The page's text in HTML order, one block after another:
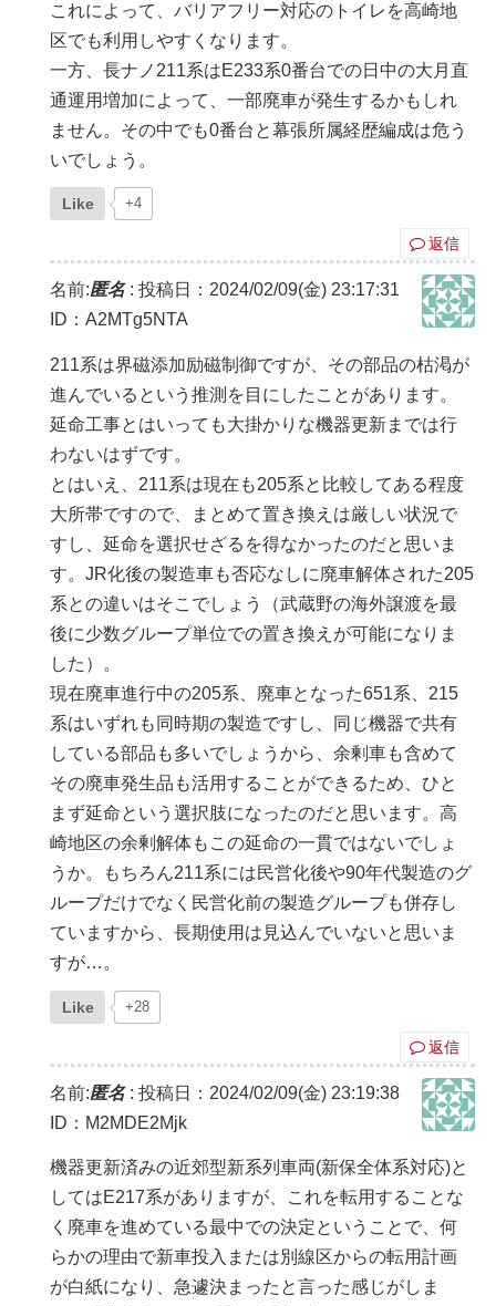
これによって、バリアフリー対応のトイレを高崎地
区でも利用しやすくなります。
一方、長ナノ211系はE233系0番台での日中の大月直
通運用増加によって、一部廃車が発生するかもしれ
ません。その中でも0番台と幕張所属経歴編成は危う
いでしょう。
Like +4
返信
名前:匿名: 投稿日：2024/02/09(金) 23:17:31
ID：A2MTg5NTA
211系は界磁添加励磁制御ですが、その部品の枯渇が
進んでいるという推測を目にしたことがあります。
延命工事とはいっても大掛かりな機器更新までは行
わないはずです。
とはいえ、211系は現在も205系と比較してある程度
大所帯ですので、まとめて置き換えは厳しい状況で
すし、延命を選択せざるを得なかったのだと思いま
す。JR化後の製造車も否応なしに廃車解体された205
系との違いはそこでしょう（武蔵野の海外譲渡を最
後に少数グループ単位での置き換えが可能になりま
した）。
現在廃車進行中の205系、廃車となった651系、215
系はいずれも同時期の製造ですし、同じ機器で共有
している部品も多いでしょうから、余剰車も含めて
その廃車発生品も活用することができるため、ひと
まず延命という選択肢になったのだと思います。高
崎地区の余剰解体もこの延命の一貫ではないでしょ
うか。もちろん211系には民営化後や90年代製造のグ
ループだけでなく民営化前の製造グループも併存し
ていますから、長期使用は見込んでいないと思いま
すが…。
Like +28
返信
名前:匿名: 投稿日：2024/02/09(金) 23:19:38
ID：M2MDE2Mjk
機器更新済みの近郊型新系列車両(新保全体系対応)と
してはE217系がありますが、これを転用することな
く廃車を進めている最中での決定ということで、何
らかの理由で新車投入または別線区からの転用計画
が白紙になり、急遽決まったと言った感じがしま